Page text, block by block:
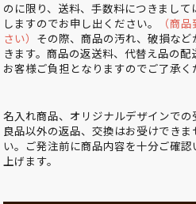
のに限り、送料、手数料につきまし
しますのでお申し出ください。
（商
さい） その際、商品の汚れ、破損な
きます。商品の返送料、代替え品の
お客様ご負担となりますのでご了承く
名入れ商品、オリジナルデザインで
良品以外の返品、交換はお受けでき
い。ご発注前に商品内容を十分ご確
上げます。